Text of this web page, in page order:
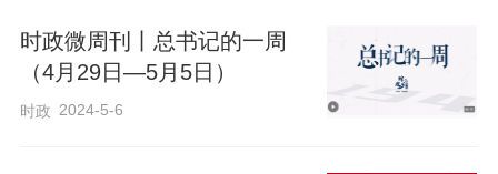
时政微周刊丨总书记的一周
（4月29日—5月5日）
时政 2024-5-6